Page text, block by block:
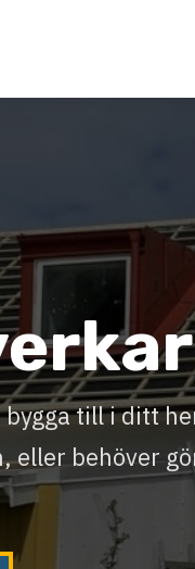
till i ditt
eller behöver